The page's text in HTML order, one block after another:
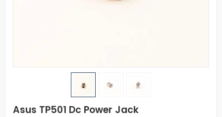
Asus TP501 Dc Power Jack